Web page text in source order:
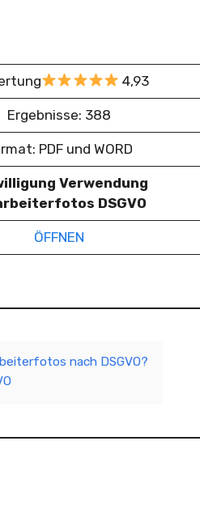
4,93
Ergebnisse: 388
PDF und WORD
Verwendung
DSGVO
ÖFFNEN
nach DSGVO?